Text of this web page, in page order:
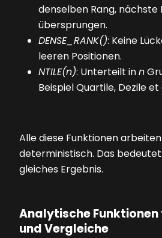
denselben Rang, nächste
übersprungen.
DENSE_RANK(): Keine
leeren Positionen.
NTILE(n): Unterteilt inn
Beispiel Quartile, Dezile
Alle diese Funktionen
deterministisch. Das
gleiches Ergebnis.
Analytische Funktionen
und Vergleiche